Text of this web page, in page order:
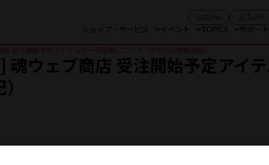
公式SNS （モーダルを開
ショップ・サービス イベント TOPICS サポート
受注開始予定アイテムの一部延期について（4月25日続報追記）
魂ウェブ商店 受注開始予定アイ